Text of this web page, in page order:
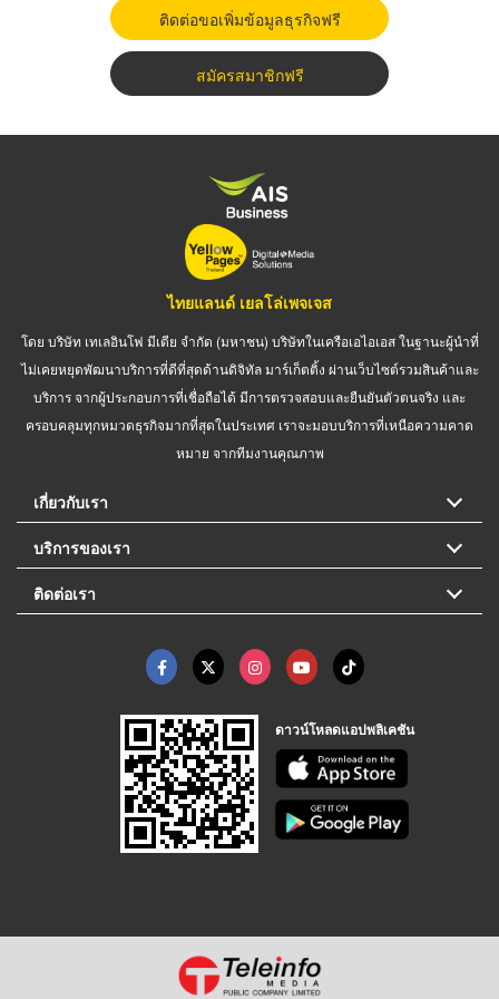
ติดต่อขอเพิ่มข้อมูลธุรกิจฟรี
สมัครสมาชิกฟรี
ไทยแลนด์ เยลโล่เพจเจส
โดย บริษัท เทเลอินโฟ มีเดีย จำกัด (มหาชน) บริษัทในเครือเอไอเอส ในฐานะผู้นำที่
ไม่เคยหยุดพัฒนาบริการที่ดีที่สุดด้านดิจิทัล มาร์เก็ตติ้ง ผ่านเว็บไซต์รวมสินค้าและ
บริการ จากผู้ประกอบการที่เชื่อถือได้ มีการตรวจสอบและยืนยันตัวตนจริง และ
ครอบคลุมทุกหมวดธุรกิจมากที่สุดในประเทศ เราจะมอบบริการที่เหนือความคาด
หมาย จากทีมงานคุณภาพ
เกี่ยวกับเรา
บริการของเรา
ติดต่อเรา
ดาวน์โหลดแอปพลิเคชัน